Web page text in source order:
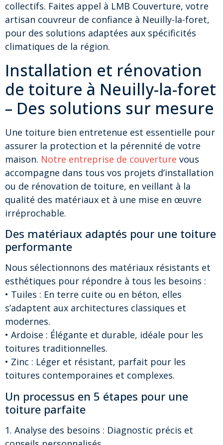
collectifs. Faites appel à LMB Couverture, votre
artisan couvreur de confiance à Neuilly-la-foret,
pour des solutions adaptées aux spécificités
climatiques de la région.
Installation et rénovation
de toiture à Neuilly-la-foret
– Des solutions sur mesure
Une toiture bien entretenue est essentielle pour
assurer la protection et la pérennité de votre
maison. Notre entreprise de couverture vous
accompagne dans tous vos projets d’installation
ou de rénovation de toiture, en veillant à la
qualité des matériaux et à une mise en œuvre
irréprochable.
Des matériaux adaptés pour une toiture
performante
Nous sélectionnons des matériaux résistants et
esthétiques pour répondre à tous les besoins :
• Tuiles : En terre cuite ou en béton, elles
s’adaptent aux architectures classiques et
modernes.
• Ardoise : Élégante et durable, idéale pour les
toitures traditionnelles.
• Zinc : Léger et résistant, parfait pour les
toitures contemporaines et complexes.
Un processus en 5 étapes pour une
toiture parfaite
1. Analyse des besoins : Diagnostic précis et